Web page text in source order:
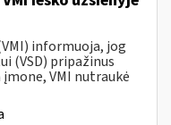
informuoja, jog
(VSD) pripažinus
VMI nutraukė